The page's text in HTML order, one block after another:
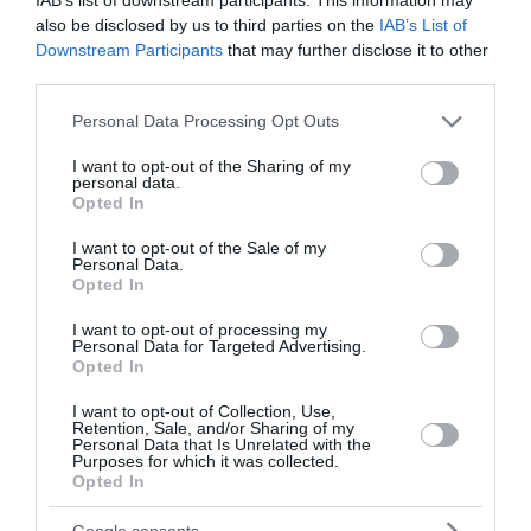
also be disclosed by us to third parties on the IAB’s List of
Downstream Participants that may further disclose it to other
Please note that this website/app uses one or more Google
not limited to your visit or usage behaviour. You may click to
grant or deny consent to Google and its third-party tags to
use your data for below specified purposes in below Google
consent section.
Personal Data Processing Opt Outs
I want to opt-out of the Sharing of my
personal data.
Opted In
I want to opt-out of the Sale of my
Personal Data.
Opted In
I want to opt-out of processing my
Personal Data for Targeted Advertising.
Opted In
I want to opt-out of Collection, Use,
Retention, Sale, and/or Sharing of my
Personal Data that Is Unrelated with the
Purposes for which it was collected.
Opted In
κλήρωση 2750 του Λόττο. Στην πρώτη κατηγορία
δεν βρέθηκε τυχερός. Στη δεύτερη κατηγορία
22:52 | 05 Αυγούστου 2026 Αθλητισμός